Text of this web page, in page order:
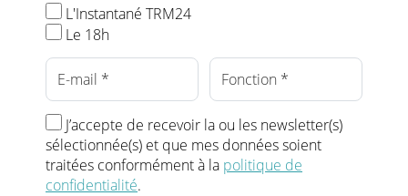
L'Instantané TRM24
Le 18h
J’accepte de recevoir la ou les newsletter(s)
sélectionnée(s) et que mes données soient
traitées conformément à la politique de
confidentialité.